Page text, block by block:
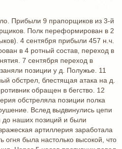
Прибыли 9 прапорщиков из 3-й
Полк переформирован в 2
4 сентября прибыли 457 н.ч.
в 4 ротный состав, переход в
7 сентября переход в
позиции у д. Полужье. 11
обстрел, блестящая атака на д.
обращен в бегство. 12
обстреляла позиции полка
Вслед выдвинулись цепи
наших позиций и были
артиллерия заработала
огня была настолько высокой, что